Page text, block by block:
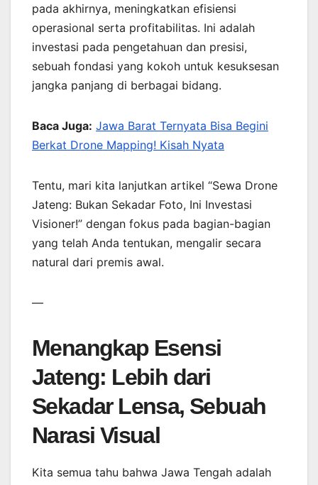
pada akhirnya, meningkatkan efisiensi
operasional serta profitabilitas. Ini adalah
investasi pada pengetahuan dan presisi,
sebuah fondasi yang kokoh untuk kesuksesan
jangka panjang di berbagai bidang.
Baca Juga: Jawa Barat Ternyata Bisa Begini
Berkat Drone Mapping! Kisah Nyata
Tentu, mari kita lanjutkan artikel “Sewa Drone
Jateng: Bukan Sekadar Foto, Ini Investasi
Visioner!” dengan fokus pada bagian-bagian
yang telah Anda tentukan, mengalir secara
natural dari premis awal.
—
Menangkap Esensi
Jateng: Lebih dari
Sekadar Lensa, Sebuah
Narasi Visual
Kita semua tahu bahwa Jawa Tengah adalah